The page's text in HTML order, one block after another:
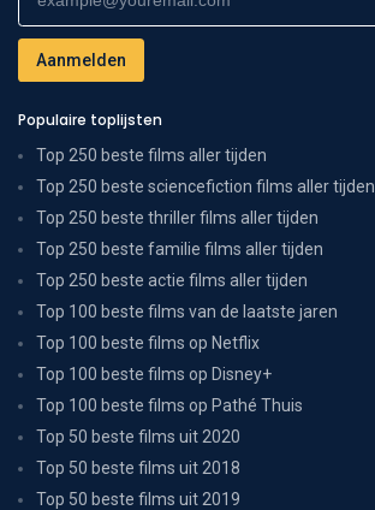
Populaire toplijsten
Top 250 beste films aller tijden
Top 250 beste sciencefiction films aller tijden
Top 250 beste thriller films aller tijden
Top 250 beste familie films aller tijden
Top 250 beste actie films aller tijden
Top 100 beste films van de laatste jaren
Top 100 beste films op Netflix
Top 100 beste films op Disney+
Top 100 beste films op Pathé Thuis
Top 50 beste films uit 2020
Top 50 beste films uit 2018
Top 50 beste films uit 2019